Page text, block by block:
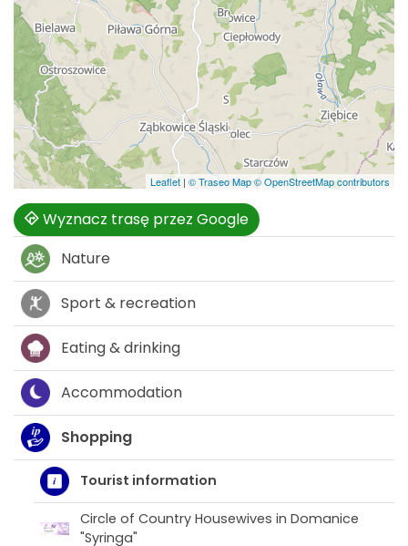
Leaflet | © Traseo Map© OpenStreetMap contributors
Wyznacz trasę przez Google
Nature
Sport & recreation
Eating & drinking
Accommodation
Shopping
Tourist information
Circle of Country Housewives in Domanice
"Syringa"